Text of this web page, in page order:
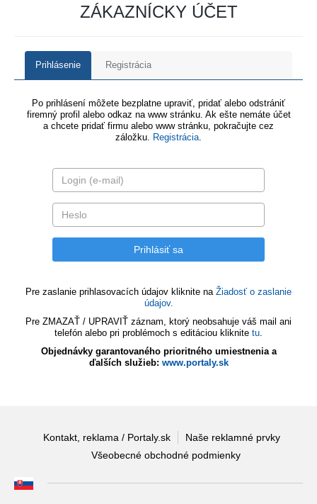
ZÁKAZNÍCKY ÚČET
Prihlásenie Registrácia
Po prihlásení môžete bezplatne upraviť, pridať alebo odstrániť
firemný profil alebo odkaz na www stránku. Ak ešte nemáte účet
a chcete pridať firmu alebo www stránku, pokračujte cez
záložku. Registrácia.
Pre zaslanie prihlasovacích údajov kliknite na Žiadosť o zaslanie
údajov.
Pre ZMAZAŤ / UPRAVIŤ záznam, ktorý neobsahuje váš mail ani
telefón alebo pri problémoch s editáciou kliknite tu.
Objednávky garantovaného prioritného umiestnenia a
ďalších služieb: www.portaly.sk
Kontakt, reklama / Portaly.sk
Naše reklamné prvky
Všeobecné obchodné podmienky